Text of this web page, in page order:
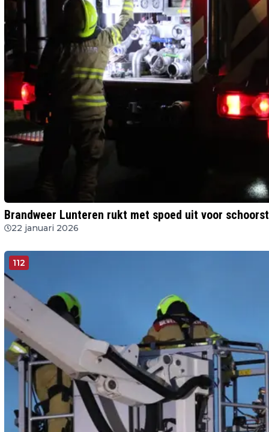
Brandweer Lunteren rukt met spoed uit voor
22 januari 2026
112